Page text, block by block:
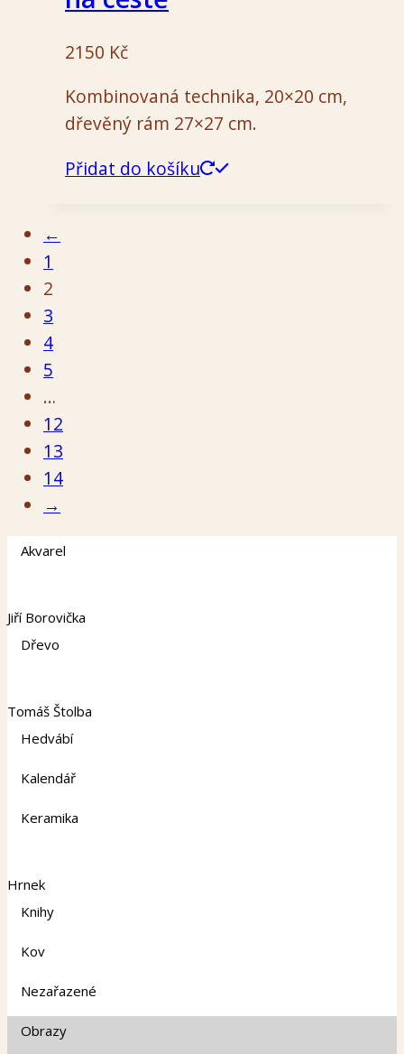
2150 Kč
Kombinovaná technika, 20×20 cm,
dřevěný rám 27×27 cm.
Přidat do košíku
←
1
2
3
4
5
…
12
13
14
→
Akvarel
Jiří Borovička
Dřevo
Tomáš Štolba
Hedvábí
Kalendář
Keramika
Hrnek
Knihy
Kov
Nezařazené
Obrazy